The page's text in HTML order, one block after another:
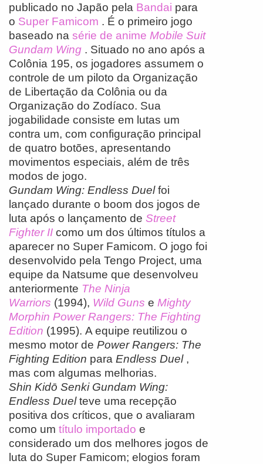
publicado no Japão pela Bandai para
o Super Famicom . É o primeiro jogo
baseado na série de anime Mobile Suit
Gundam Wing . Situado no ano após a
Colônia 195, os jogadores assumem o
controle de um piloto da Organização
de Libertação da Colônia ou da
Organização do Zodíaco. Sua
jogabilidade consiste em lutas um
contra um, com configuração principal
de quatro botões, apresentando
movimentos especiais, além de três
modos de jogo.
Gundam Wing: Endless Duelfoi
lançado durante o boom dos jogos de
luta após o lançamento de Street
Fighter II como um dos últimos títulos a
aparecer no Super Famicom. O jogo foi
desenvolvido pela Tengo Project, uma
equipe da Natsume que desenvolveu
anteriormente The Ninja
Warriors (1994), Wild Guns e Mighty
Morphin Power Rangers: The Fighting
Edition (1995). A equipe reutilizou o
mesmo motor de Power Rangers: The
Fighting Edition para Endless Duel,
mas com algumas melhorias.
Shin Kidō Senki Gundam Wing:
Endless Duelteve uma recepção
positiva dos críticos, que o avaliaram
como um título importado e
considerado um dos melhores jogos de
luta do Super Famicom; elogios foram